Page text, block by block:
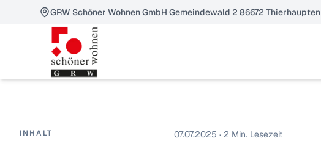
GRW Schöner Wohnen GmbH Gemeindewald 2 86672 Thierhaupten
INHALT 07.07.2025 · 2 Min. Lesezeit